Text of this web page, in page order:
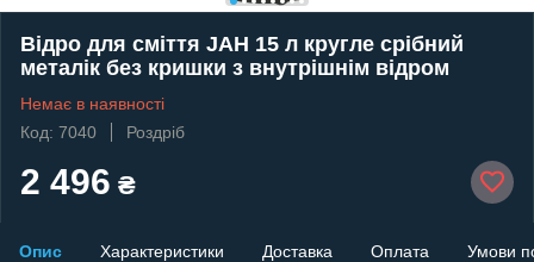
Відро для сміття JAH 15 л кругле срібний
металік без кришки з внутрішнім відром
Немає в наявності
Код: 7040
Роздріб
2 496 ₴
Опис Характеристики Доставка Оплата Умови